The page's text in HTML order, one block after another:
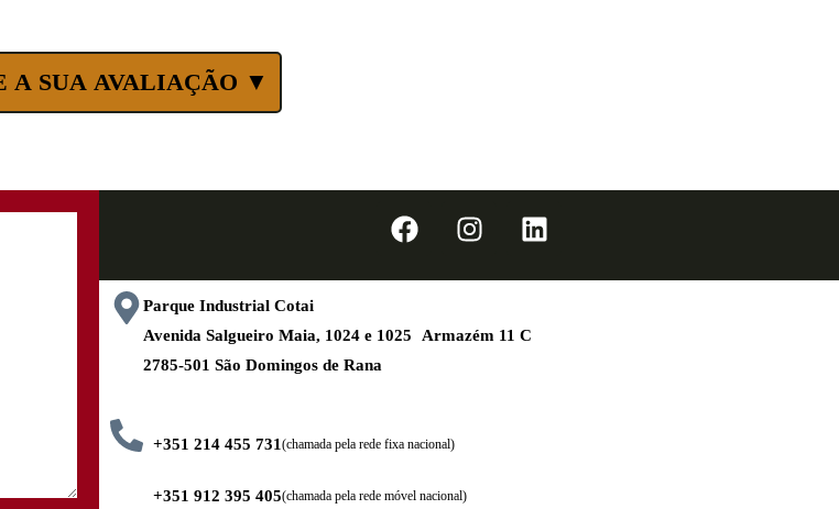
A SUA AVALIAÇÃO ▼
Parque Industrial Cotai
Avenida Salgueiro Maia, 1024 e 1025 Armazém 11 C
2785-501 São Domingos de Rana
+351 214 455 731 (chamada pela rede fixa nacional)
+351 912 395 405(chamada pela rede móvel nacional)